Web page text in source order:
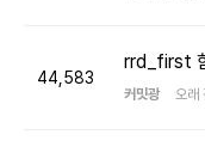
44,583
rrd_first
커밋광 오